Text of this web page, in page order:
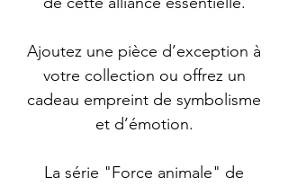
Ajoutez une pièce d’exception à
votre collection ou offrez un
cadeau empreint de symbolisme
et d’émotion.
La série "Force animale" de